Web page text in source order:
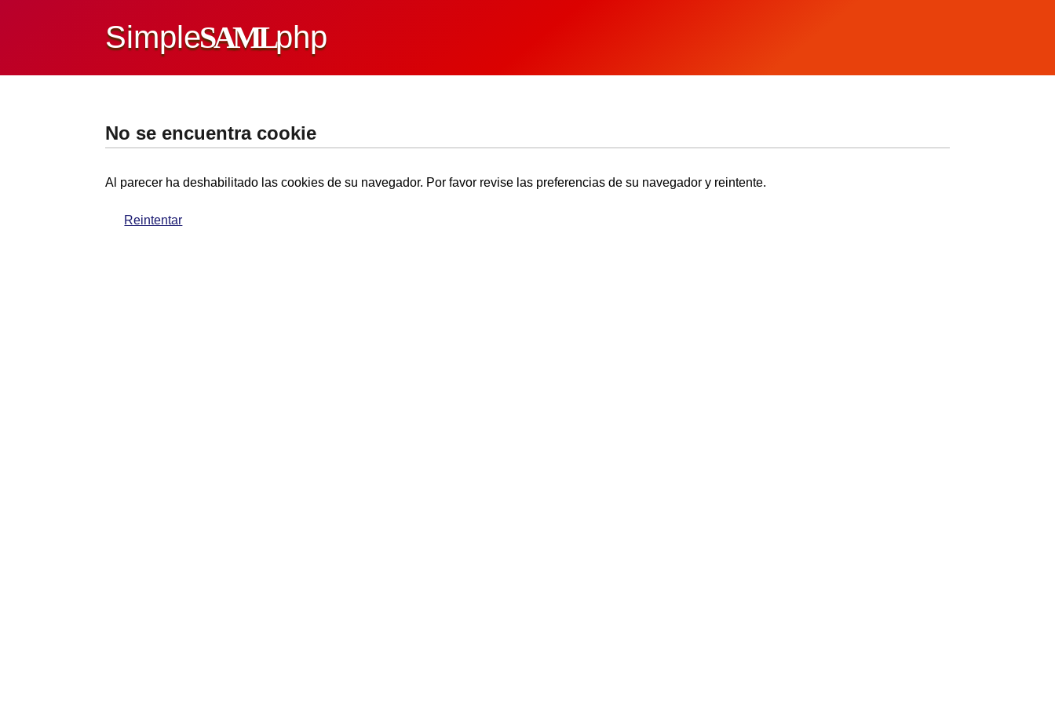
SimpleSAMLphp
No se encuentra cookie
Al parecer ha deshabilitado las cookies de su navegador. Por favor revise las preferencias de su navegador y reintente.
Reintentar